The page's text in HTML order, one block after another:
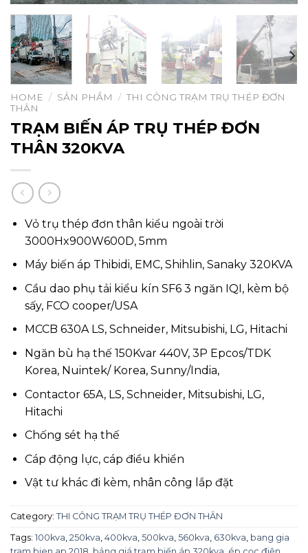
HOME / SẢN PHẨM / THI CÔNG TRẠM TRỤ THÉP ĐƠN
THÂN
TRẠM BIẾN ÁP TRỤ THÉP ĐƠN
THÂN 320KVA
Vỏ trụ thép đơn thân kiểu ngoài trời
3000Hx900W600D, 5mm
Máy biến áp Thibidi, EMC, Shihlin, Sanaky 320KVA
Cầu dao phụ tải kiểu kín SF6 3 ngăn IQI, kèm bộ
sấy, FCO cooper/USA
MCCB 630A LS, Schneider, Mitsubishi, LG, Hitachi
Ngăn bù hạ thế 150Kvar 440V, 3P Epcos/TDK
Korea, Nuintek/ Korea, Sunny/India,
Contactor 65A, LS, Schneider, Mitsubishi, LG,
Hitachi
Chống sét hạ thế
Cáp động lực, cáp điều khiển
Vật tư khác đi kèm, nhân công lắp đặt
Category: THI CÔNG TRẠM TRỤ THÉP ĐƠN THÂN
Tags: 100kva, 250kva, 400kva, 500kva, 560kva, 630kva, bang gia